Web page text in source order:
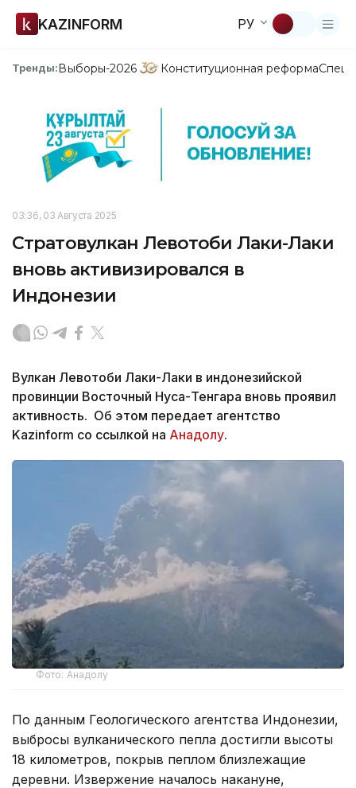
KAZINFORM РУ
Тренды:Выборы-2026 Конституционная реформа
03:36, 03 Августа 2025
Стратовулкан Левотоби Лаки-Лаки
вновь активизировался в
Индонезии
Вулкан Левотоби Лаки-Лаки в индонезийской
провинции Восточный Нуса-Тенгара вновь проявил
активность. Об этом передает агентство
Kazinform со ссылкой на Анадолу.
Фото: Анадолу
По данным Геологического агентства Индонезии,
выбросы вулканического пепла достигли высоты
18 километров, покрыв пеплом близлежащие
деревни. Извержение началось накануне,